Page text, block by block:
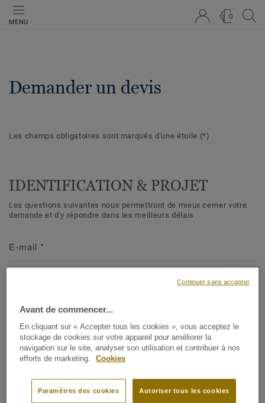
MENU
0
Demander un devis
Les champs obligatoires sont marqués d'une étoile (*)
IDENTIFICATION & PROJET
Les questions suivantes nous permettront de mieux cerner votre
demande et d'y répondre dans les meilleurs délais.
E-mail *
Prénom*
Avant de commencer...
En cliquant sur « Accepter tous les cookies », vous acceptez le
stockage de cookies sur votre appareil pour améliorer la
navigation sur le site, analyser son utilisation et contribuer à nos
efforts de marketing.
Cookies
Autoriser tous les cookies
Paramètres des cookies
Continuer sans accepter